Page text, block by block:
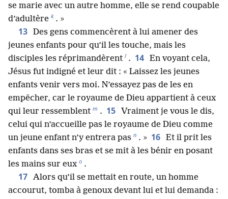
se marie avec un autre homme, elle se rend coupable
d’adultère k . »
13 Des gens commencèrent à lui amener des
jeunes enfants pour qu’il les touche, mais les
disciples les réprimandèrent l . 14 En voyant cela,
Jésus fut indigné et leur dit : « Laissez les jeunes
enfants venir vers moi. N’essayez pas de les en
empêcher, car le royaume de Dieu appartient à ceux
qui leur ressemblent m . 15 Vraiment je vous le dis,
celui qui n’accueille pas le royaume de Dieu comme
un jeune enfant n’y entrera pas n . » 16 Et il prit les
enfants dans ses bras et se mit à les bénir en posant
les mains sur eux o .
17 Alors qu’il se mettait en route, un homme
accourut, tomba à genoux devant lui et lui demanda :